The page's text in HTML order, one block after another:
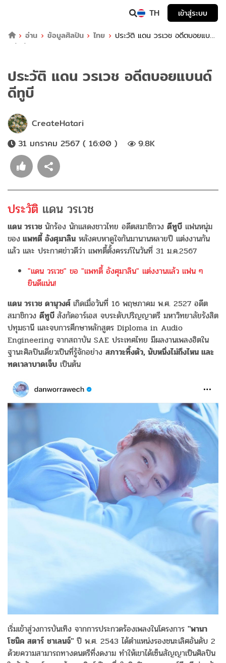
TH
เข้าสู่ระบบ
อ่าน
ข้อมูลศิลปิน ไทย
ประวัติ แดน วรเวช อดีตบอยแบน
ด์ดีทูบี
ประวัติ แดน วรเวช อดีตบอยแบนด์
ดีทูบี
CreateHatari
31 มกราคม 2567 ( 16:00 )
9.8K
ประวัติ แดน วรเวช
แดน วรเวช นักร้อง นักแสดงชาวไทย อดีตสมาชิกวง ดีทูบี แฟนหนุ่ม
ของ แพทตี้ อังศุมาลิน หลังคบหาดูใจกันมานานหลายปี แต่งงานกัน
แล้ว และ ประกาศข่าวดีว่า แพทตี้ตั้งครรภ์ในวันที่ 31 ม.ค.2567
"แดน วรเวช" ขอ "แพทตี้ อังศุมาลิน" แต่งงานแล้ว แฟน ๆ
ยินดีแน่น!
แดน วรเวช ดานุวงศ์ เกิดเมื่อวันที่ 16 พฤษภาคม พ.ศ. 2527 อดีต
สมาชิกวง ดีทูบี สังกัดอาร์เอส จบระดับปริญญาตรี มหาวิทยาลัยรังสิต
ปทุมธานี และจบการศึกษาหลักสูตร Diploma in Audio
Engineering จากสถาบัน SAE ประเทศไทย มีผลงานเพลงฮิตใน
ฐานะศิลปินเดี่ยวเป็นที่รู้จักอย่าง สภาวะทิ้งตัว, นับหนึ่งไม่ถึงไหน และ
ทดเวลาบาดเจ็บ เป็นต้น
เริ่มเข้าสู่วงการบันเทิง จากการประกวดร้องเพลงในโครงการ "พานา
โซนิค สตาร์ ชาเลนจ์" ปี พ.ศ. 2543 ได้ตำแหน่งรองชนะเลิศอันดับ 2
ด้วยความสามารถทางดนตรีที่งดงาม ทำให้เขาได้เซ็นสัญญาเป็นศิลปิน